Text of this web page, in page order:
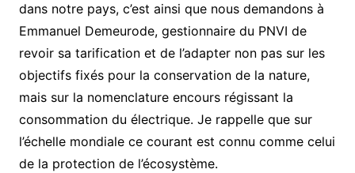
dans notre pays, c’est ainsi que nous demandons à
Emmanuel Demeurode, gestionnaire du PNVI de
revoir sa tarification et de l’adapter non pas sur les
objectifs fixés pour la conservation de la nature,
mais sur la nomenclature encours régissant la
consommation du électrique. Je rappelle que sur
l’échelle mondiale ce courant est connu comme celui
de la protection de l’écosystème.